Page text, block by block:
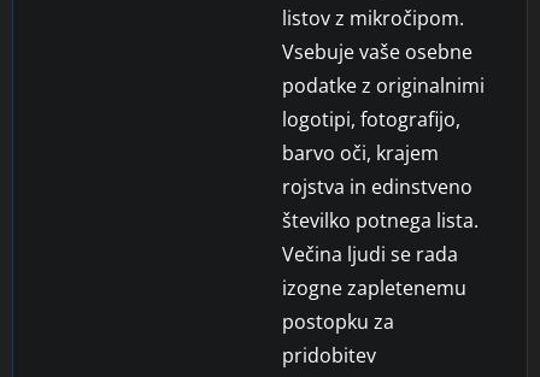
listov z mikročipom.
Vsebuje vaše osebne
podatke z originalnimi
logotipi, fotografijo,
barvo oči, krajem
rojstva in edinstveno
številko potnega lista.
Večina ljudi se rada
izogne zapletenemu
postopku za
pridobitev